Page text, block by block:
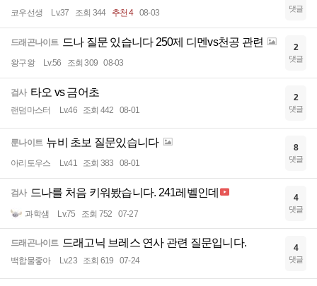
코우선생 Lv.37 조회 344 추천 4 08-03 댓글
드래곤나이트 드나 질문 있습니다 250제 디멘vs천공 관련
왕구왕 Lv.56 조회 309 08-03
2
댓글
검사 타오 vs 금어초
랜덤마스터 Lv.46 조회 442 08-01
2
댓글
룬나이트 뉴비 초보 질문있습니다
아리토우스 Lv.41 조회 383 08-01
8
댓글
검사 드나를 처음 키워봤습니다. 241레벨인데
과학샘 Lv.75 조회 752 07-27
4
댓글
드래곤나이트 드래고닉 브레스 연사 관련 질문입니다.
백합물좋아 Lv.23 조회 619 07-24
4
댓글